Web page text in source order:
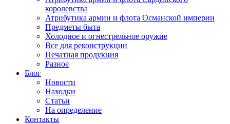
королевства
Атрибутика армии и флота Османской империи
Предметы быта
Холодное и огнестрельное оружие
Все для реконструкции
Печатная продукция
Разное
Блог
Новости
Находки
Статьи
На определение
Контакты